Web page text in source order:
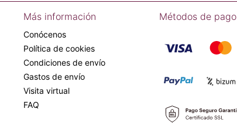
Más información
Conócenos
Política de cookies
Condiciones de envío
Gastos de envío
Visita virtual
FAQ
Métodos de pago